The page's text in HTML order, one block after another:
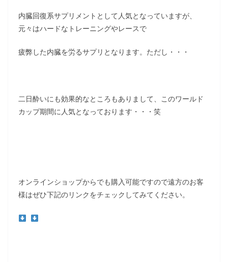
内臓回復系サプリメントとして人気となっていますが、
元々はハードなトレーニングやレースで
疲弊した内臓を労るサプリとなります。ただし・・・
二日酔いにも効果的なところもありまして、このワールド
カップ期間に人気となっております・・・笑
オンラインショップからでも購入可能ですので遠方のお客
様はぜひ下記のリンクをチェックしてみてください。